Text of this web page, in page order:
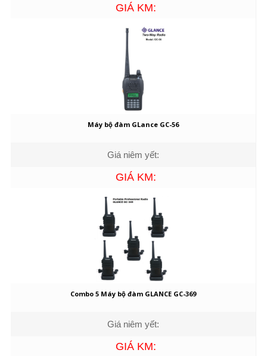
GIÁ KM:
Máy bộ đàm GLance GC-56
Giá niêm yết:
GIÁ KM:
Combo 5 Máy bộ đàm GLANCE GC-369
Giá niêm yết:
GIÁ KM: